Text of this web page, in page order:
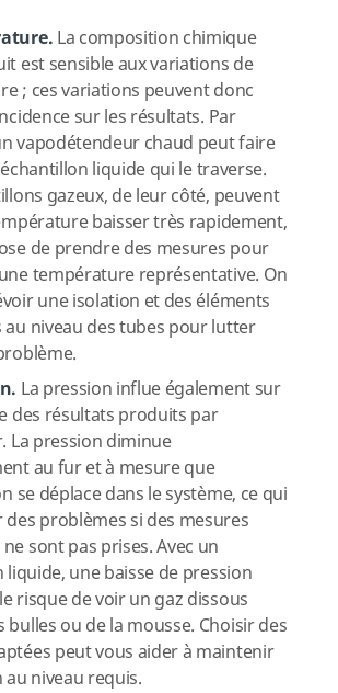
La composition chimique
est sensible aux variations de
; ces variations peuvent donc
sur les résultats. Par
vapodétendeur chaud peut faire
liquide qui le traverse.
gazeux, de leur côté, peuvent
baisser très rapidement,
de prendre des mesures pour
température représentative. On
une isolation et des éléments
niveau des tubes pour lutter
La pression influe également sur
des résultats produits par
La pression diminue
au fur et à mesure que
se déplace dans le système, ce qui
problèmes si des mesures
sont pas prises. Avec un
liquide, une baisse de pression
risque de voir un gaz dissous
ou de la mousse. Choisir des
peut vous aider à maintenir
au niveau requis.